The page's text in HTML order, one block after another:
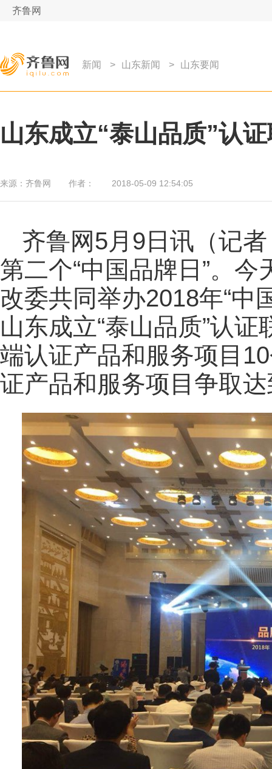
齐鲁网
新闻 > 山东新闻 > 山东要闻
山东成立“泰山品质”认
来源： 齐鲁网 作者： 2018-05-09 12:54:05
齐鲁网5月9日讯（记
第二个“中国品牌日”。
改委共同举办2018年“中
山东成立“泰山品质”认
端认证产品和服务项目
证产品和服务项目争取